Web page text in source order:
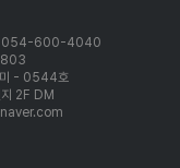
: 054-600-4040
미 - 0544호
지 2F DM